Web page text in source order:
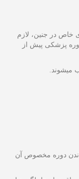
خاص در جنین، لازم
پزشکی پیش از
میشوند.
دوره مخصوص آن